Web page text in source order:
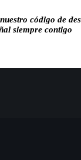
código de
siempre contigo